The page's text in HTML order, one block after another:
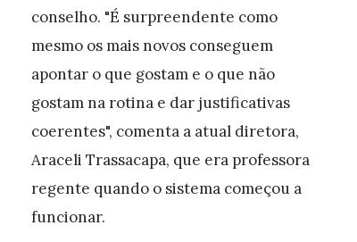
conselho. "É surpreendente como
mesmo os mais novos conseguem
apontar o que gostam e o que não
gostam na rotina e dar justificativas
coerentes", comenta a atual diretora,
Araceli Trassacapa, que era professora
regente quando o sistema começou a
funcionar.